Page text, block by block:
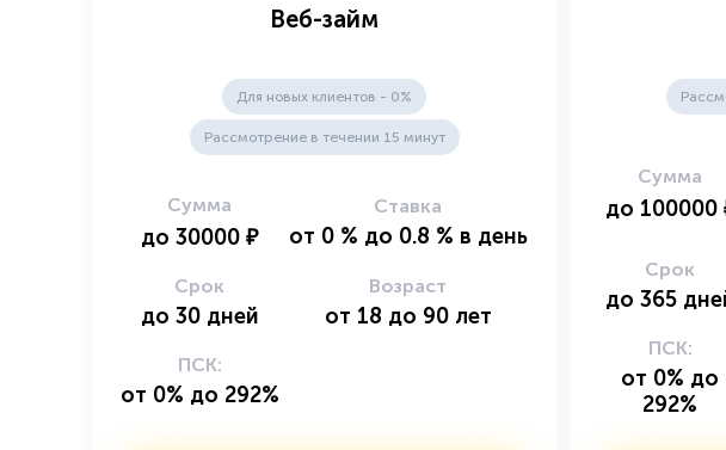
Веб-займ
Для новых клиентов - 0%
Рассмотрение в течении 15 минут
Сумма
до 30000 ₽
Ставка
от 0 % до 0.8 % в день
Срок
до 30 дней
Возраст
от 18 до 90 лет
ПСК:
от 0% до 292%
Сумма
до 100000
Срок
до 365
ПСК:
от 0% до
292%